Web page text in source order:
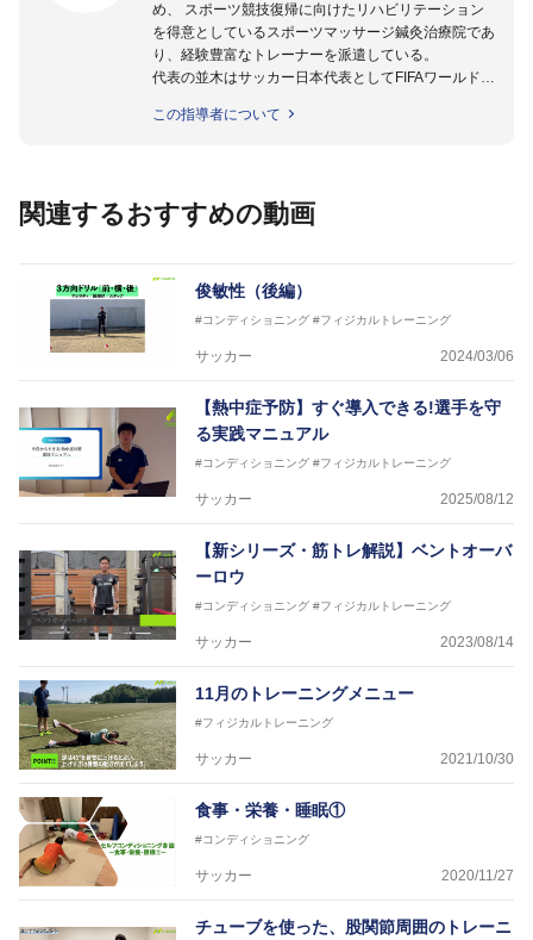
め、 スポーツ競技復帰に向けたリハビリテーション
を得意としているスポーツマッサージ鍼灸治療院であ
り、経験豊富なトレーナーを派遣している。
代表の並木はサッカー日本代表としてFIFAワールドカ
のほかU-23日本代表のアスレティックトレーナーと
世代のサッカーを中心に、WJBL、社会人ラグビー、
を派遣している。
さらには講演会やセミナー、専門学校などの教育機関
に講師を派遣するなど後進育成にも力を入れている。
「一人一人の健康な人生をサポートする」を企業理念
からサポートし、一人一人の「楽しく、豊かに、生き
生きと」生きる、そんな『健康な人生』をサポートし
ている。
この指導者について
関連するおすすめの動画
俊敏性（後編）
#コンディショニング #フィジカルトレーニング
サッカー 2024/03/06
【熱中症予防】すぐ導入できる!選手を守
る実践マニュアル
#コンディショニング #フィジカルトレーニング
サッカー 2025/08/12
【新シリーズ・筋トレ解説】ベントオーバ
ーロウ
#コンディショニング #フィジカルトレーニング
サッカー 2023/08/14
11月のトレーニングメニュー
#フィジカルトレーニング
サッカー 2021/10/30
食事・栄養・睡眠①
#コンディショニング
サッカー 2020/11/27
チューブを使った、股関節周囲のトレーニ